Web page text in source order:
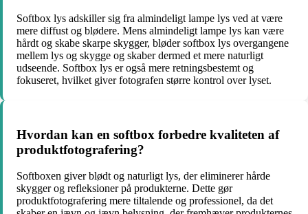
Softbox lys adskiller sig fra almindeligt lampe lys ved at være
mere diffust og blødere. Mens almindeligt lampe lys kan være
hårdt og skabe skarpe skygger, bløder softbox lys overgangene
mellem lys og skygge og skaber dermed et mere naturligt
udseende. Softbox lys er også mere retningsbestemt og
fokuseret, hvilket giver fotografen større kontrol over lyset.
Hvordan kan en softbox forbedre kvaliteten af
produktfotografering?
Softboxen giver blødt og naturligt lys, der eliminerer hårde
skygger og refleksioner på produkterne. Dette gør
produktfotografering mere tiltalende og professionel, da det